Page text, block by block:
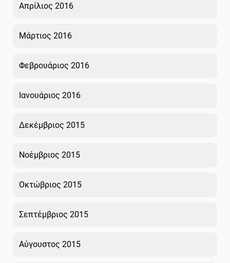
Απρίλιος 2016
Μάρτιος 2016
Φεβρουάριος 2016
Ιανουάριος 2016
Δεκέμβριος 2015
Νοέμβριος 2015
Οκτώβριος 2015
Σεπτέμβριος 2015
Αύγουστος 2015